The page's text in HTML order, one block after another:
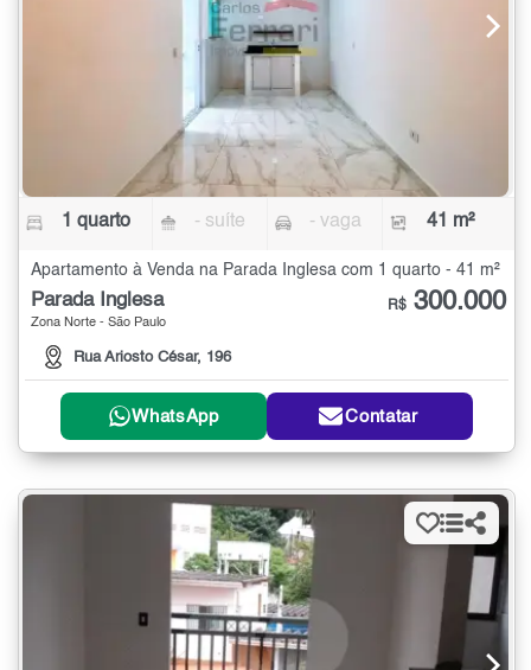
1 quarto - suíte - vaga 41 m²
Apartamento à Venda na Parada Inglesa com 1 quarto - 41 m²
Parada Inglesa
Zona Norte - São Paulo
Rua Ariosto César, 196
R$ 300.000
WhatsApp Contatar